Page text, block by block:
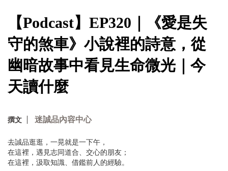
【Podcast】EP320｜《愛是失
守的煞車》小說裡的詩意，從
幽暗故事中看見生命微光｜今
天讀什麼
撰文 迷誠品內容中心
去誠品逛逛，一晃就是一下午，
在這裡，遇見志同道合、交心的朋友；
在這裡，汲取知識、借鑑前人的經驗。